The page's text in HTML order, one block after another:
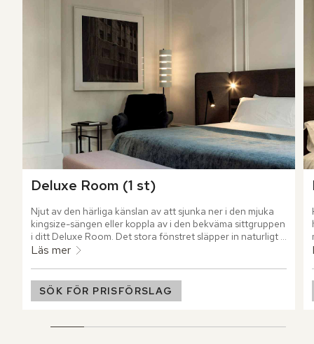
Deluxe Room (1 st)
Njut av den härliga känslan av att sjunka ner i den mjuka
kingsize-sängen eller koppla av i den bekväma sittgruppen
i ditt Deluxe Room. Det stora fönstret släpper in naturligt
ljus och ger rummet en luftig och inbjudande atmosfär.
Läs mer
SÖK FÖR PRISFÖRSLAG